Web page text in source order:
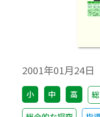
2001年01月24日
小 中 高